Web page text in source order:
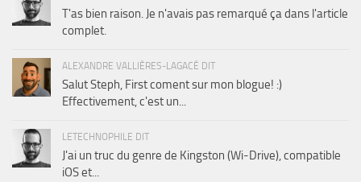
T'as bien raison. Je n'avais pas remarqué ça dans l'article
complet.
ALEXANDRE VALLIÈRES-LAGACÉ DIT
Salut Steph, First coment sur mon blogue! :)
Effectivement, c'est un...
LETECHNOPHILE DIT
J'ai un truc du genre de Kingston (Wi-Drive), compatible
iOS et...